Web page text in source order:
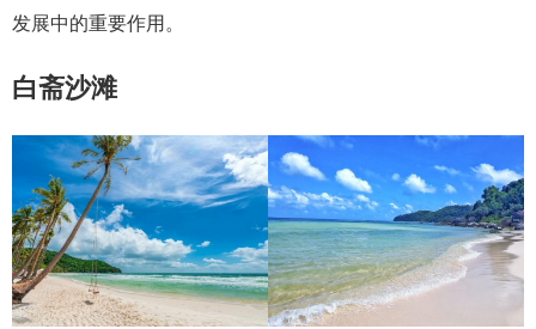
发展中的重要作用。
白斋沙滩